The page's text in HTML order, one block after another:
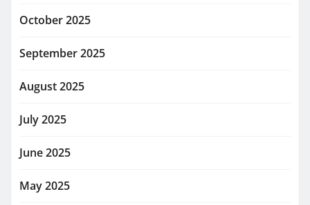
October 2025
September 2025
August 2025
July 2025
June 2025
May 2025